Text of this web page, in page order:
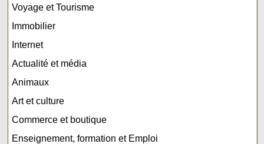
Voyage et Tourisme
Immobilier
Internet
Actualité et média
Animaux
Art et culture
Commerce et boutique
Enseignement, formation et Emploi